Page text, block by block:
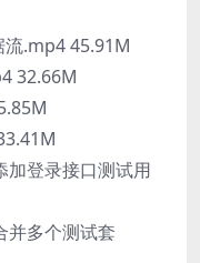
.mp4 45.91M
32.66M
登录接口测试用
多个测试套